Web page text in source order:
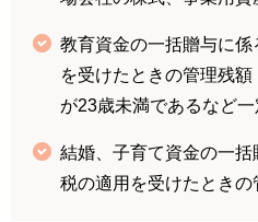
教育資金の一括贈与に
を受けたときの管理残
が23歳未満であるなど一
結婚、子育て資金の一
税の適用を受けたとき